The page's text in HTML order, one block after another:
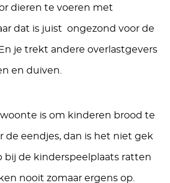
dieren te voeren met
dat is juist ongezond voor de
je trekt andere overlastgevers
en duiven.
is om kinderen brood te
de eendjes, dan is het niet gek
bij de kinderspeelplaats ratten
nooit zomaar ergens op.